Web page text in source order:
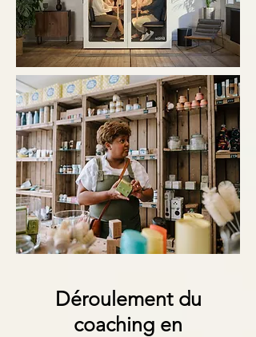
Déroulement du
coaching en